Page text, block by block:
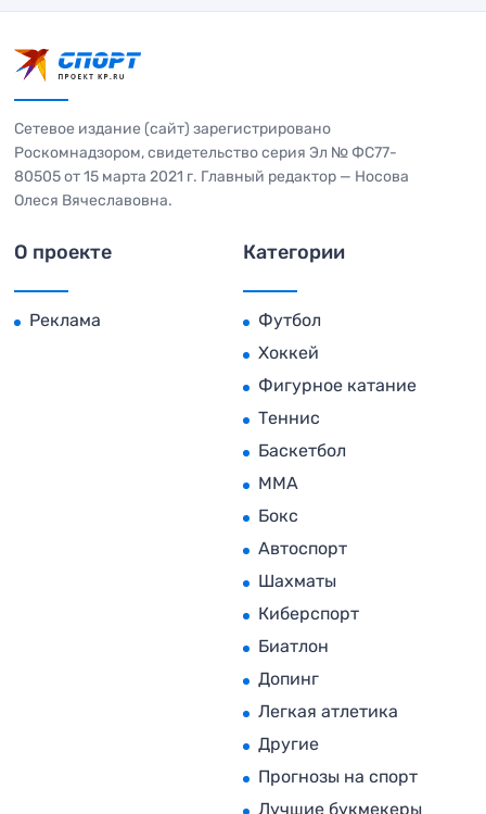
Сетевое издание (сайт) зарегистрировано
Роскомнадзором, свидетельство серия Эл № ФС77-
80505 от 15 марта 2021 г. Главный редактор — Носова
Олеся Вячеславовна.
О проекте
Реклама
Категории
Футбол
Хоккей
Фигурное катание
Теннис
Баскетбол
MMA
Бокс
Автоспорт
Шахматы
Киберспорт
Биатлон
Допинг
Легкая атлетика
Другие
Прогнозы на спорт
Лучшие букмекеры